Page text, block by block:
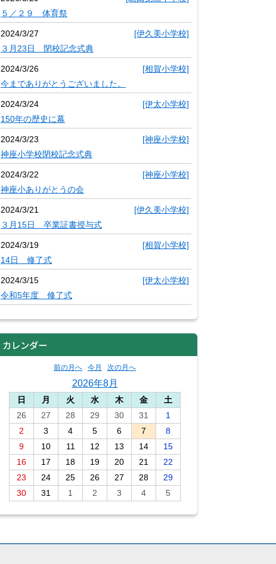
５／２９ 体育祭
2024/3/27
[伊久美小学校]
３月23日 閉校記念式典
2024/3/26
[相賀小学校]
今までありがとうございました。
2024/3/24
[伊太小学校]
150年の歴史に幕
2024/3/23
[神座小学校]
神座小学校閉校記念式典
2024/3/22
[神座小学校]
神座小ありがとうの会
2024/3/21
[伊久美小学校]
３月15日 卒業証書授与式
2024/3/19
[相賀小学校]
14日 修了式
2024/3/15
[伊太小学校]
令和5年度 修了式
カレンダー
前の月へ 今月 次の月へ
2026年8月
日 月 火 水 木 金
土
26
27 28 29 30 31
1
2
3 4 5 6 7
8
9
10 11 12 13 14
15
16
17 18 19 20 21
22
23
24 25 26 27 28
29
30
31 1 2 3 4 5